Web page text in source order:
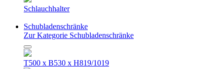
Schlauchhalter
Schubladenschränke
Zur Kategorie Schubladenschränke
T500 x B530 x H819/1019